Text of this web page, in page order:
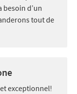
d’un
tout de
exceptionnel!